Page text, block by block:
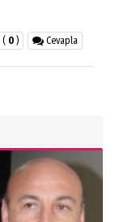
Cevapla
( 0 )